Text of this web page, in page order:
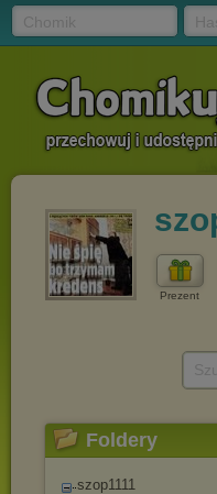
Prezent
Foldery
szop1111